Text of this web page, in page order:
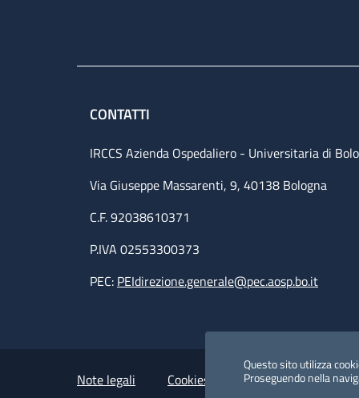
Questo sito utilizza
Proseguendo nella
CONTATTI
IRCCS Azienda Ospedaliero - Universitaria di
Via Giuseppe Massarenti, 9, 40138 Bologna
C.F. 92038610371
P.IVA 02553300373
PEC: PEIdirezione.generale@pec.aosp.bo.it
Small prints
Useful links section
Note legali Cookies Policy Policy privacy